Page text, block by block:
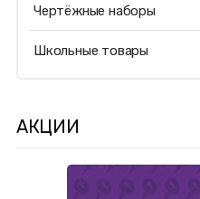
Чертёжные наборы
Школьные товары
АКЦИИ